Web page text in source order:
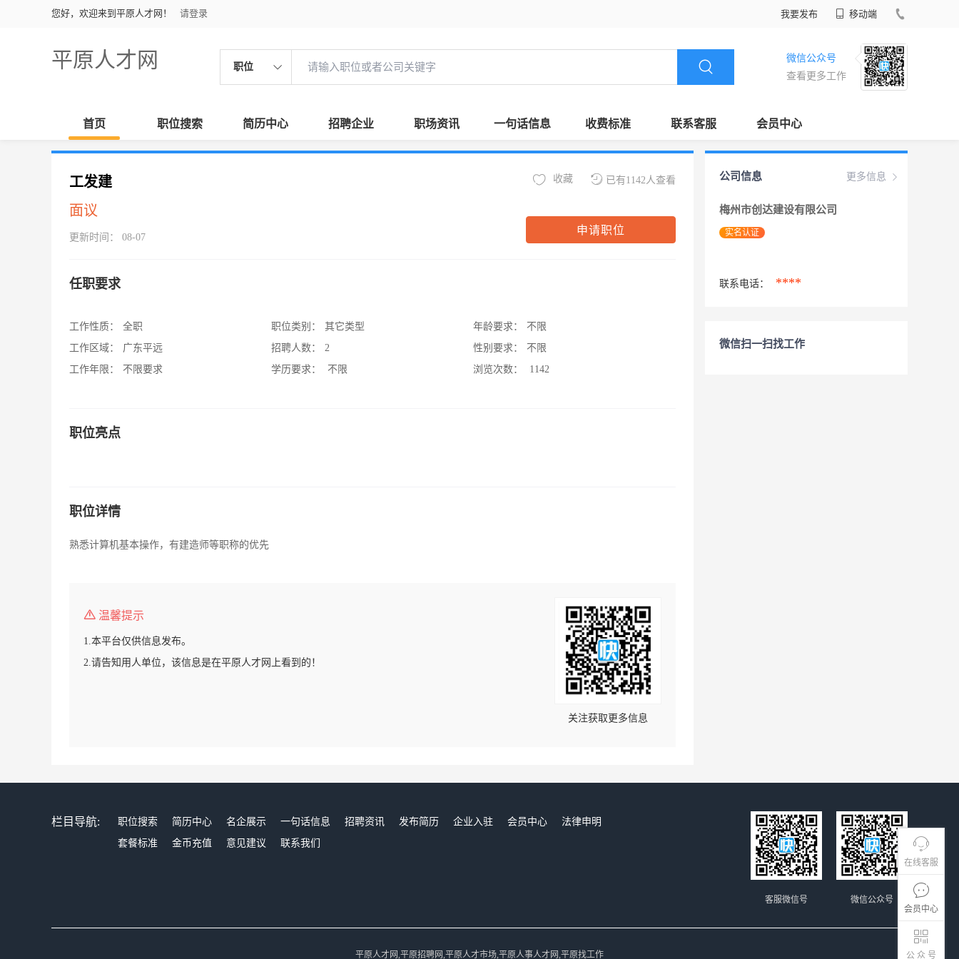
您好，欢迎来到平原人才网！ 请登录 我要发布 移动端
平原人才网 职位
微信公众号
查看更多工作
首页 职位搜索 简历中心 招聘企业 职场资讯 一句话信息 收费标准 联系客服 会员中心
在线客服
会员中心
公 众 号
工发建
面议
更新时间： 08-07
已有1142人查看
收藏
申请职位
任职要求
工作性质：
全职
工作区域：
广东平远
工作年限：
不限要求
职位类别：
其它类型
招聘人数：
2
学历要求：
不限
年龄要求：
不限
性别要求：
不限
浏览次数：
1142
职位亮点
职位详情
熟悉计算机基本操作，有建造师等职称的优先
温馨提示
1.本平台仅供信息发布。
2.请告知用人单位，该信息是在平原人才网上看到的！
关注获取更多信息
更多信息
公司信息
梅州市创达建设有限公司
实名认证
联系电话： ****
微信扫一扫找工作
栏目导航: 职位搜索 简历中心 名企展示 一句话信息 招聘资讯 发布简历 企业入驻 会员中心
法律申明
套餐标准
金币充值 意见建议 联系我们
微信公众号
客服微信号
平原人才网,平原招聘网,平原人才市场,平原人事人才网,平原找工作